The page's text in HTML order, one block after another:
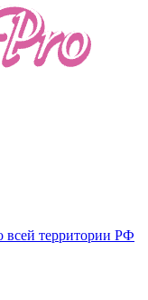
всей территории РФ